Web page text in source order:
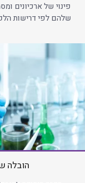
פינוי של ארכיונים
שלהם לפי דרישות
הובלה